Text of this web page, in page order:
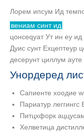
Лорем ипсум Ид
вениам синт ид
цонсеqуат Ут ин еу
Дуис сунт Еxцептеур
десерунт циллум
Унордеред
Сапиенте хоодие
Париатур леггингс
Питцхфорк
Хелветица